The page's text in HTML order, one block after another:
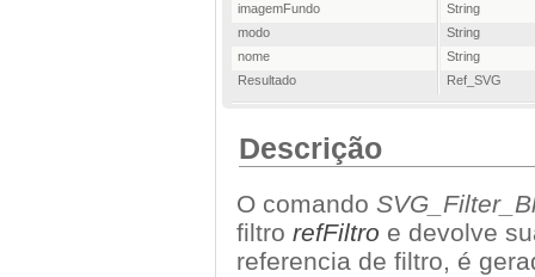
imagemFundo
String
modo
String
nome
String
Resultado
Ref_SVG
Descrição
O comando
filtro refFiltro e devolve
referencia de filtro, é